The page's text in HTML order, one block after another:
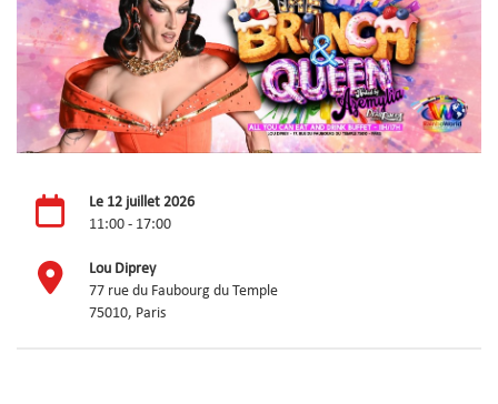
Le 12 juillet 2026
11:00 - 17:00
Lou Diprey
77 rue du Faubourg du Temple
75010, Paris